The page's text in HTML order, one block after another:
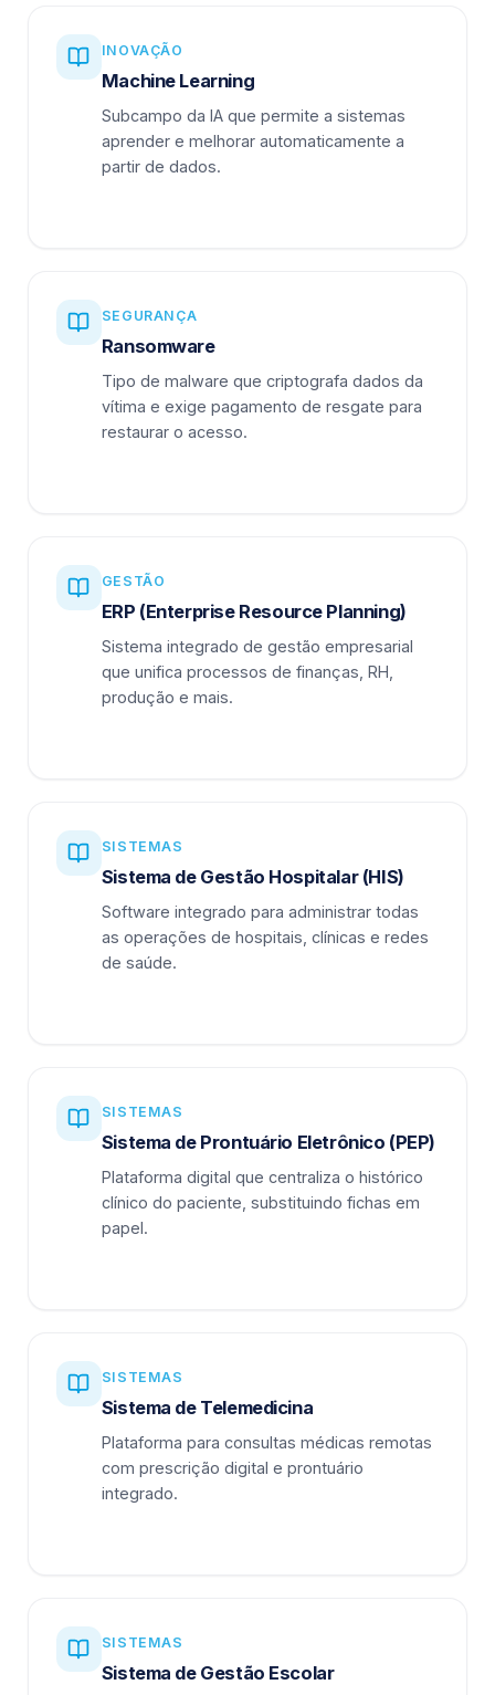
INOVAÇÃO
Machine Learning
Subcampo da IA que permite a sistemas
aprender e melhorar automaticamente a
partir de dados.
SEGURANÇA
Ransomware
Tipo de malware que criptografa dados da
vítima e exige pagamento de resgate para
restaurar o acesso.
GESTÃO
ERP (Enterprise Resource Planning)
Sistema integrado de gestão empresarial
que unifica processos de finanças, RH,
produção e mais.
SISTEMAS
Sistema de Gestão Hospitalar (HIS)
Software integrado para administrar todas
as operações de hospitais, clínicas e redes
de saúde.
SISTEMAS
Sistema de Prontuário Eletrônico (PEP)
Plataforma digital que centraliza o histórico
clínico do paciente, substituindo fichas em
papel.
SISTEMAS
Sistema de Telemedicina
Plataforma para consultas médicas remotas
com prescrição digital e prontuário
integrado.
SISTEMAS
Sistema de Gestão Escolar